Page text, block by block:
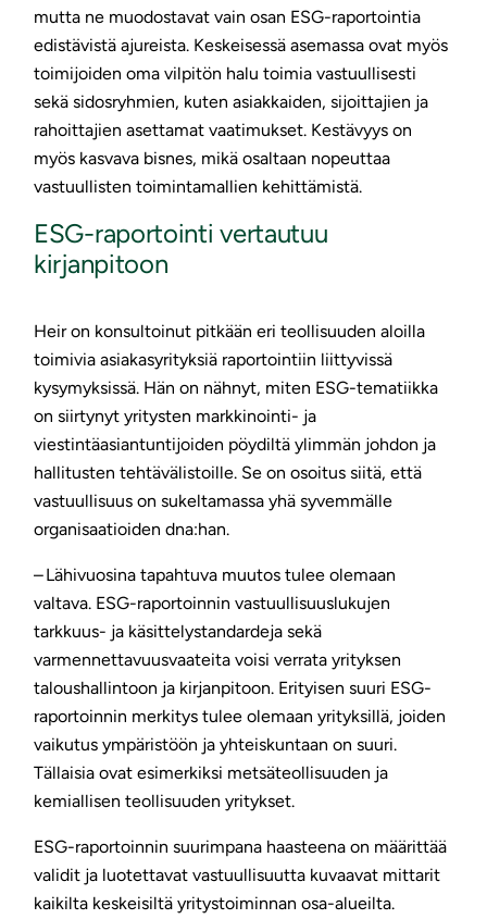
mutta ne muodostavat vain osan ESG-raportointia
edistävistä ajureista. Keskeisessä asemassa ovat myös
toimijoiden oma vilpitön halu toimia vastuullisesti
sekä sidosryhmien, kuten asiakkaiden, sijoittajien ja
rahoittajien asettamat vaatimukset. Kestävyys on
myös kasvava bisnes, mikä osaltaan nopeuttaa
vastuullisten toimintamallien kehittämistä.
ESG-raportointi vertautuu
kirjanpitoon
Heir on konsultoinut pitkään eri teollisuuden aloilla
toimivia asiakasyrityksiä raportointiin liittyvissä
kysymyksissä. Hän on nähnyt, miten ESG-tematiikka
on siirtynyt yritysten markkinointi- ja
viestintäasiantuntijoiden pöydiltä ylimmän johdon ja
hallitusten tehtävälistoille. Se on osoitus siitä, että
vastuullisuus on sukeltamassa yhä syvemmälle
organisaatioiden dna:han.
– Lähivuosina tapahtuva muutos tulee olemaan
valtava. ESG-raportoinnin vastuullisuuslukujen
tarkkuus- ja käsittelystandardeja sekä
varmennettavuusvaateita voisi verrata yrityksen
taloushallintoon ja kirjanpitoon. Erityisen suuri ESG-
raportoinnin merkitys tulee olemaan yrityksillä, joiden
vaikutus ympäristöön ja yhteiskuntaan on suuri.
Tällaisia ovat esimerkiksi metsäteollisuuden ja
kemiallisen teollisuuden yritykset.
ESG-raportoinnin suurimpana haasteena on määrittää
validit ja luotettavat vastuullisuutta kuvaavat mittarit
kaikilta keskeisiltä yritystoiminnan osa-alueilta.